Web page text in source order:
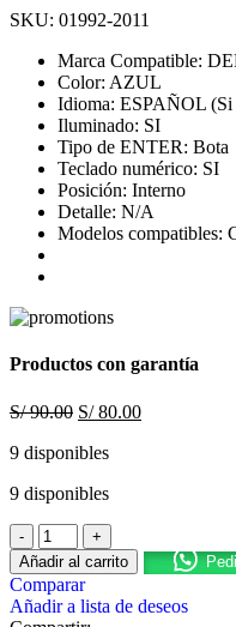
SKU: 01992-2011
Marca Compatible:
Color: AZUL
Idioma: ESPAÑOL (Si
Iluminado: SI
Tipo de ENTER: Bota
Teclado numérico: SI
Posición: Interno
Detalle: N/A
Modelos compatibles:
Productos con garantía
S/90.00 S/80.00
9 disponibles
9 disponibles
Añadir al carrito
Comparar
Añadir a lista de deseos